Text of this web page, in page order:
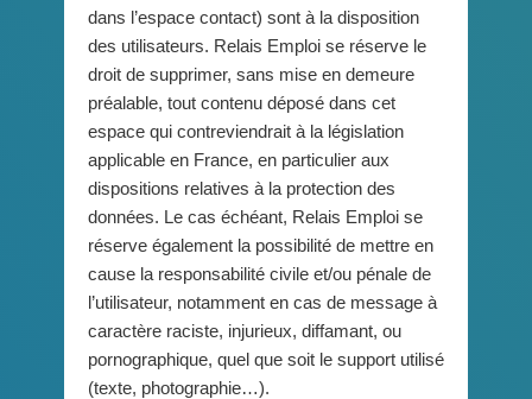
dans l’espace contact) sont à la disposition
des utilisateurs. Relais Emploi se réserve le
droit de supprimer, sans mise en demeure
préalable, tout contenu déposé dans cet
espace qui contreviendrait à la législation
applicable en France, en particulier aux
dispositions relatives à la protection des
données. Le cas échéant, Relais Emploi se
réserve également la possibilité de mettre en
cause la responsabilité civile et/ou pénale de
l’utilisateur, notamment en cas de message à
caractère raciste, injurieux, diffamant, ou
pornographique, quel que soit le support utilisé
(texte, photographie…).